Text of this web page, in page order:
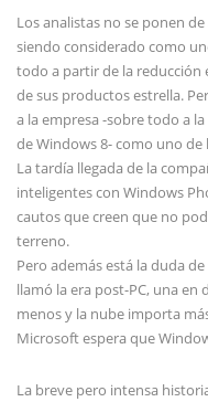
Los analistas no se ponen
siendo considerado como
todo a partir de la reducción
de sus productos estrella.
a la empresa -sobre todo a
de Windows 8- como uno
La tardía llegada de la
inteligentes con Windows
cautos que creen que no
terreno.
Pero además está la duda
llamó la era post-PC, una en
menos y la nube importa
Microsoft espera que
La breve pero intensa